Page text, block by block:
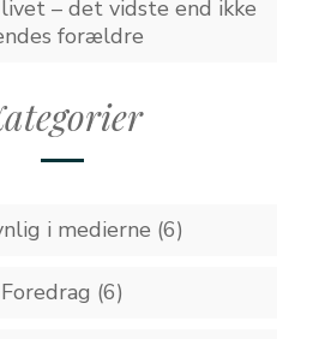
– det vidste end ikke
forældre
i medierne (6)
Foredrag (6)